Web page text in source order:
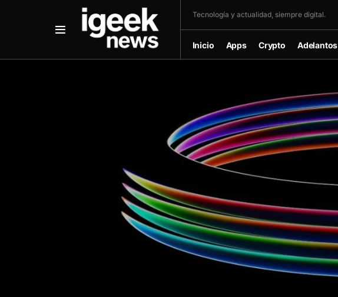
Tecnología y actualidad, siempre digital.
Inicio Apps Crypto Adelantos